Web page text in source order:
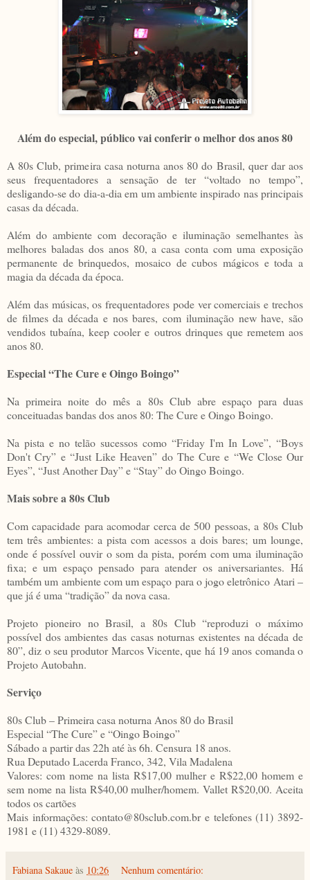
Além do especial, público vai conferir o melhor dos anos 80
A 80s Club, primeira casa noturna anos 80 do Brasil, quer dar aos
seus frequentadores a sensação de ter “voltado no tempo”,
desligando-se do dia-a-dia em um ambiente inspirado nas principais
casas da década.
Além do ambiente com decoração e iluminação semelhantes às
melhores baladas dos anos 80, a casa conta com uma exposição
permanente de brinquedos, mosaico de cubos mágicos e toda a
magia da década da época.
Além das músicas, os frequentadores pode ver comerciais e trechos
de filmes da década e nos bares, com iluminação new have, são
vendidos tubaína, keep cooler e outros drinques que remetem aos
anos 80.
Especial “The Cure e Oingo Boingo”
Na primeira noite do mês a 80s Club abre espaço para duas
conceituadas bandas dos anos 80: The Cure e Oingo Boingo.
Na pista e no telão sucessos como “Friday I'm In Love”, “Boys
Don't Cry” e “Just Like Heaven” do The Cure e “We Close Our
Eyes”, “Just Another Day” e “Stay” do Oingo Boingo.
Mais sobre a 80s Club
Com capacidade para acomodar cerca de 500 pessoas, a 80s Club
tem três ambientes: a pista com acessos a dois bares; um lounge,
onde é possível ouvir o som da pista, porém com uma iluminação
fixa; e um espaço pensado para atender os aniversariantes. Há
também um ambiente com um espaço para o jogo eletrônico Atari –
que já é uma “tradição” da nova casa.
Projeto pioneiro no Brasil, a 80s Club “reproduzi o máximo
possível dos ambientes das casas noturnas existentes na década de
80”, diz o seu produtor Marcos Vicente, que há 19 anos comanda o
Projeto Autobahn.
Serviço
80s Club – Primeira casa noturna Anos 80 do Brasil
Especial “The Cure” e “Oingo Boingo”
Sábado a partir das 22h até às 6h. Censura 18 anos.
Rua Deputado Lacerda Franco, 342, Vila Madalena
Valores: com nome na lista R$17,00 mulher e R$22,00 homem e
sem nome na lista R$40,00 mulher/homem. Vallet R$20,00. Aceita
todos os cartões
Mais informações: contato@80sclub.com.br e telefones (11) 3892-
1981 e (11) 4329-8089.
Fabiana Sakaue às 10:26 Nenhum comentário: